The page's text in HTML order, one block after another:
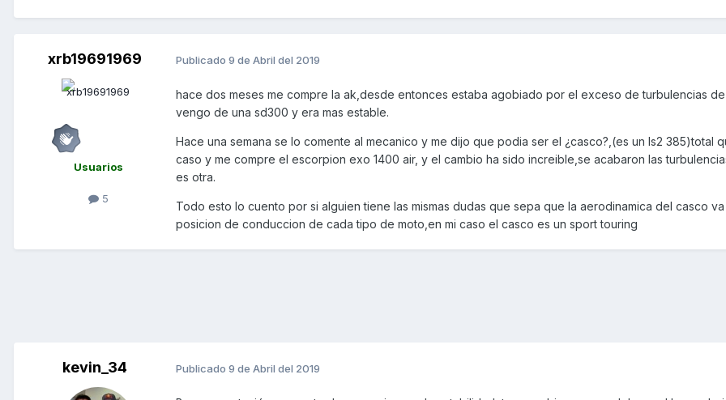
xrb19691969
Usuarios
5
Publicado 9 de Abril del 2019
hace dos meses me compre la ak,desde entonces estaba agobiado por el exceso de turbulencias
vengo de una sd300 y era mas estable.
Hace una semana se lo comente al mecanico y me dijo que podia ser el ¿casco?,(es un ls2 385)total
caso y me compre el escorpion exo 1400 air, y el cambio ha sido increible,se acabaron las
es otra.
Todo esto lo cuento por si alguien tiene las mismas dudas que sepa que la aerodinamica del casco
posicion de conduccion de cada tipo de moto,en mi caso el casco es un sport touring
kevin_34 Publicado 9 de Abril del 2019